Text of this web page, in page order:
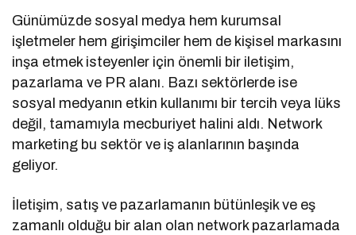
Günümüzde sosyal medya hem kurumsal
işletmeler hem girişimciler hem de kişisel markasını
inşa etmek isteyenler için önemli bir iletişim,
pazarlama ve PR alanı. Bazı sektörlerde ise
sosyal medyanın etkin kullanımı bir tercih veya lüks
değil, tamamıyla mecburiyet halini aldı. Network
marketing bu sektör ve iş alanlarının başında
geliyor.
İletişim, satış ve pazarlamanın bütünleşik ve eş
zamanlı olduğu bir alan olan network pazarlamada